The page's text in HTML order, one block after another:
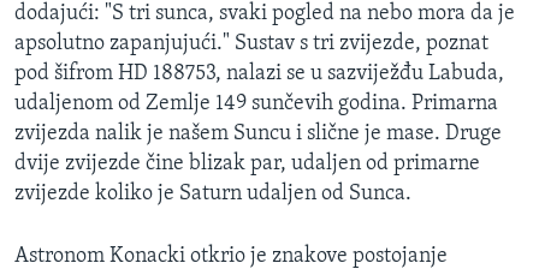
IZBJEGLIČKA STRANA
MAGAZIN
O GLASU AMERIKE
Learning English
dodajući: "S tri sunca, svaki pogled na nebo mora da je
apsolutno zapanjujući." Sustav s tri zvijezde, poznat
pod šifrom HD 188753, nalazi se u sazviježđu Labuda,
udaljenom od Zemlje 149 sunčevih godina. Primarna
zvijezda nalik je našem Suncu i slične je mase. Druge
dvije zvijezde čine blizak par, udaljen od primarne
zvijezde koliko je Saturn udaljen od Sunca.
Astronom Konacki otkrio je znakove postojanje